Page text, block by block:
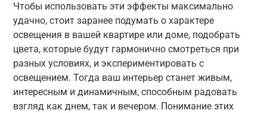
Чтобы использовать эти эффекты максимально
удачно, стоит заранее подумать о характере
освещения в вашей квартире или доме, подобрать
цвета, которые будут гармонично смотреться при
разных условиях, и экспериментировать с
освещением. Тогда ваш интерьер станет живым,
интересным и динамичным, способным радовать
взгляд как днем, так и вечером. Понимание этих